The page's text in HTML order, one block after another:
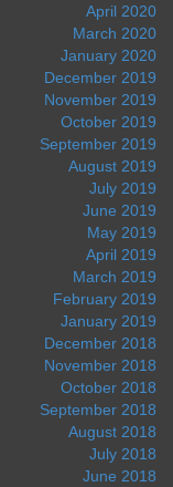
April 2020
March 2020
January 2020
December 2019
November 2019
October 2019
September 2019
August 2019
July 2019
June 2019
May 2019
April 2019
March 2019
February 2019
January 2019
December 2018
November 2018
October 2018
September 2018
August 2018
July 2018
June 2018